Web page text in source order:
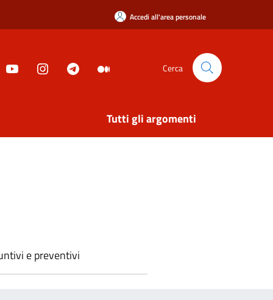
Accedi all'area personale
Cerca
Tutti gli argomenti
e preventivi